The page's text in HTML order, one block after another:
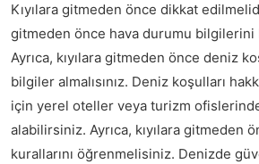
Kıyılara gitmeden önce dikkat
gitmeden önce hava durumu
Ayrıca, kıyılara gitmeden önce deniz
bilgiler almalısınız. Deniz koşulları
için yerel oteller veya turizm
alabilirsiniz. Ayrıca, kıyılara gitmeden
kurallarını öğrenmelisiniz. Denizde